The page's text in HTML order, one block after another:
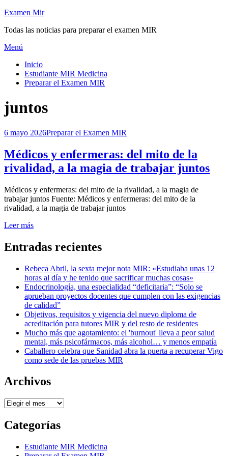
Saltar
contenido
Examen Mir
Todas las noticias para preparar el examen MIR
Menú
Inicio
Estudiante MIR Medicina
Preparar el Examen MIR
Etiqueta
:
juntos
Publicada
6 mayo 2026Preparar el Examen MIR
Médicos y enfermeras: del mito de la
rivalidad, a la magia de trabajar juntos
porExamen MIR
Médicos y enfermeras: del mito de la rivalidad, a la magia de
trabajar juntos Fuente: Médicos y enfermeras: del mito de la
rivalidad, a la magia de trabajar juntos
Leer más
Entradas recientes
Rebeca Abril, la sexta mejor nota MIR: «Estudiaba unas 12
horas al día y he tenido que sacrificar muchas cosas»
Endocrinología, una especialidad “deficitaria”: “Solo se
aprueban proyectos docentes que cumplen con las exigencias
de calidad”
Objetivos, requisitos y vigencia del nuevo diploma de
acreditación para tutores MIR y del resto de residentes
Mucho más que agotamiento: el 'burnout' lleva a peor salud
mental, más psicofármacos, más alcohol… y menos empatía
Caballero celebra que Sanidad abra la puerta a recuperar Vigo
como sede de las pruebas MIR
Archivos
Archivos
Categorías
Estudiante MIR Medicina